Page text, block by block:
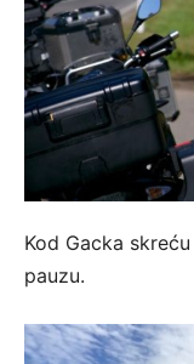
Kod Gacka
pauzu.